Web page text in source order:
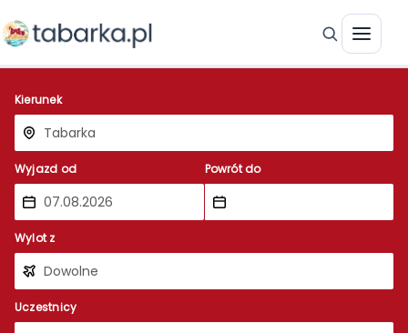
Kierunek
Wyjazd od Powrót do
Wylot z
Uczestnicy